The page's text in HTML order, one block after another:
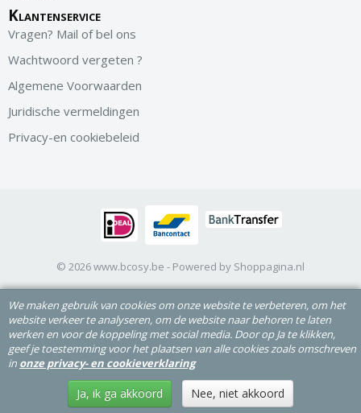
Klantenservice
Vragen? Mail of bel ons
Wachtwoord vergeten ?
Algemene Voorwaarden
Juridische vermeldingen
Privacy-en cookiebeleid
© 2026 www.bcosy.be - Powered by Shoppagina.nl
We maken gebruik van cookies om onze website te verbeteren, om het
website verkeer te analyseren, om de website naar behoren te laten
werken en voor de koppeling met social media. Door op Ja te klikken,
geef je toestemming voor het plaatsen van alle cookies zoals omschreven
in onze privacy- en cookieverklaring
Ja, ik ga akkoord Nee, niet akkoord